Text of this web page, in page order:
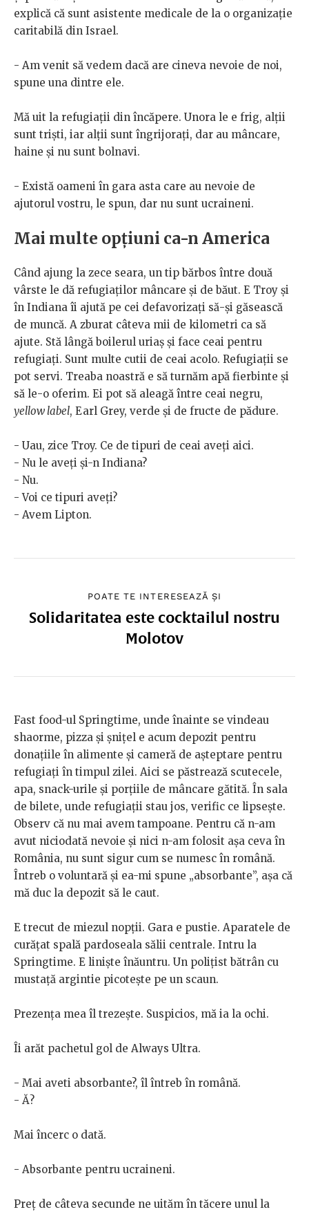
explică că sunt asistente medicale de la o organizație
caritabilă din Israel.
- Am venit să vedem dacă are cineva nevoie de noi,
spune una dintre ele.
Mă uit la refugiații din încăpere. Unora le e frig, alții
sunt triști, iar alții sunt îngrijorați, dar au mâncare,
haine și nu sunt bolnavi.
- Există oameni în gara asta care au nevoie de
ajutorul vostru, le spun, dar nu sunt ucraineni.
Mai multe opțiuni ca-n America
Când ajung la zece seara, un tip bărbos între două
vârste le dă refugiaților mâncare și de băut. E Troy și
în Indiana îi ajută pe cei defavorizați să-și găsească
de muncă. A zburat câteva mii de kilometri ca să
ajute. Stă lângă boilerul uriaș și face ceai pentru
refugiați. Sunt multe cutii de ceai acolo. Refugiații se
pot servi. Treaba noastră e să turnăm apă fierbinte și
să le-o oferim. Ei pot să aleagă între ceai negru,
yellow label, Earl Grey, verde și de fructe de pădure.
- Uau, zice Troy. Ce de tipuri de ceai aveți aici.
- Nu le aveți și-n Indiana?
- Nu.
- Voi ce tipuri aveți?
- Avem Lipton.
POATE TE INTERESEAZĂ ȘI
Solidaritatea este cocktailul nostru
Molotov
Fast food-ul Springtime, unde înainte se vindeau
shaorme, pizza și șnițel e acum depozit pentru
donațiile în alimente și cameră de așteptare pentru
refugiați în timpul zilei. Aici se păstrează scutecele,
apa, snack-urile și porțiile de mâncare gătită. În sala
de bilete, unde refugiații stau jos, verific ce lipsește.
Observ că nu mai avem tampoane. Pentru că n-am
avut niciodată nevoie și nici n-am folosit așa ceva în
România, nu sunt sigur cum se numesc în română.
Întreb o voluntară și ea-mi spune „absorbante”, așa că
mă duc la depozit să le caut.
E trecut de miezul nopții. Gara e pustie. Aparatele de
curățat spală pardoseala sălii centrale. Intru la
Springtime. E liniște înăuntru. Un polițist bătrân cu
mustață argintie picotește pe un scaun.
Prezența mea îl trezește. Suspicios, mă ia la ochi.
Îi arăt pachetul gol de Always Ultra.
- Mai aveti absorbante?, îl întreb în română.
- Ă?
Mai încerc o dată.
- Absorbante pentru ucraineni.
Preț de câteva secunde ne uităm în tăcere unul la